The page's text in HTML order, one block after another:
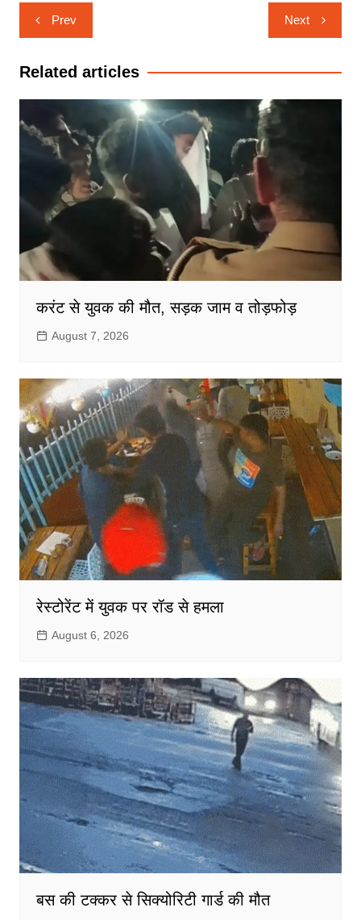
Post
navigation
Prev Next
Related articles
करंट से युवक की मौत, सड़क जाम व तोड़फोड़
August 7, 2026
रेस्टोरेंट में युवक पर रॉड से हमला
August 6, 2026
बस की टक्कर से सिक्योरिटी गार्ड की मौत